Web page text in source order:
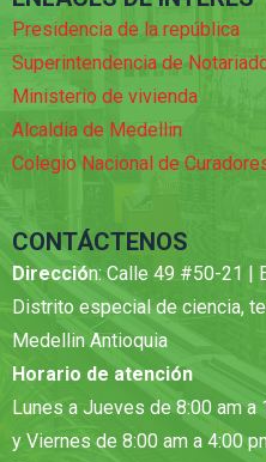
Presidencia de la república
Superintendencia de
Ministerio de vivienda
Alcaldia de Medellin
Colegio Nacional de
CONTÁCTENOS
Dirección: Calle 49 #50-21 |
Distrito especial de ciencia,
Medellin Antioquia
Horario de atención
Lunes a Jueves de 8:00 am a
y Viernes de 8:00 am a 4:00